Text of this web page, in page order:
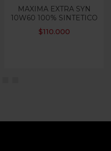
MAXIMA EXTRA SYN
10W60 100% SINTETICO
$110.000